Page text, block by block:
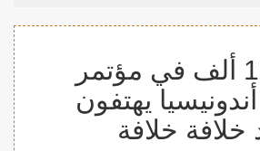
أكثر من 120 ألف في مؤتمر
يهتفون
خلافة